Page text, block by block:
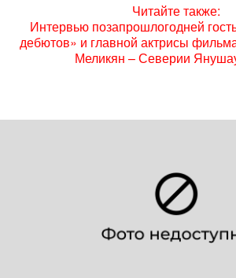
Читайте также:
Интервью позапрошлогодней
дебютов» и главной актрисы
Меликян – Северии